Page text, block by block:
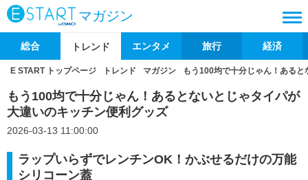
マガジン
総合 トレンド エンタメ 旅行 経済
E START トップページ トレンド マガジン もう100均で十分じゃん！ある
もう100均で十分じゃん！あるとないとじゃタイパが
大違いのキッチン便利グッズ
2026-03-13 11:00:00
ラップいらずでレンチンOK！かぶせるだけの万能
シリコーン蓋